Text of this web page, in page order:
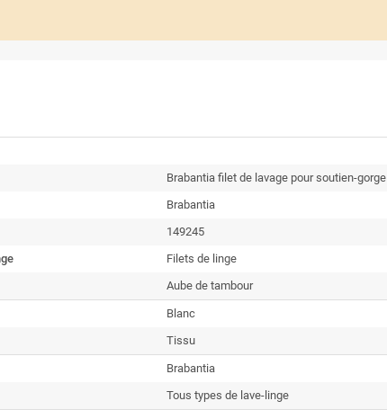
Brabantia filet de lavage pour soutien-gorge
Brabantia
149245
Filets de linge
Aube de tambour
Blanc
Tissu
Brabantia
Tous types de lave-linge